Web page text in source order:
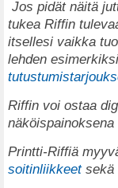
Jos pidät näitä
tukea Riffin
itsellesi vaikka
lehden esimerkiksi
Riffin voi ostaa
näköispainoksena
Printti-Riffiä
soitinliikkeet sekä